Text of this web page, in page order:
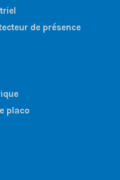
de présence
placo